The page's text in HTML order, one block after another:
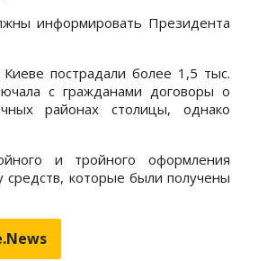
информировать Президента
пострадали более 1,5 тыс.
с гражданами договоры о
районах столицы, однако
и тройного оформления
которые были получены